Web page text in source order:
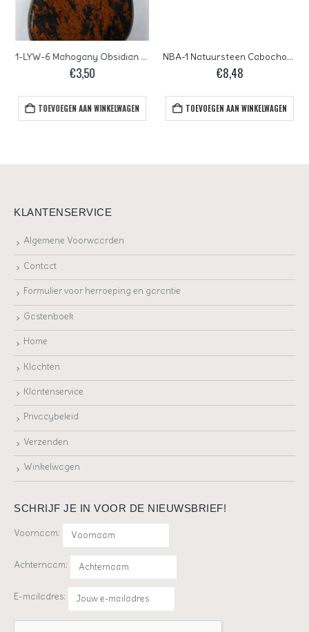
1-LYW-6 Mahogany Obsidian Cabochon
€3,50
TOEVOEGEN AAN WINKELWAGEN
NBA-1 Natuursteen Cabochon Natural Blue Angelite
€8,48
TOEVOEGEN AAN WINKELWAGEN
KLANTENSERVICE
Algemene Voorwaarden
Contact
Formulier voor herroeping en garantie
Gastenboek
Home
Klachten
Klantenservice
Privacybeleid
Verzenden
Winkelwagen
SCHRIJF JE IN VOOR DE NIEUWSBRIEF!
Voornaam:
Achternaam:
E-mailadres: